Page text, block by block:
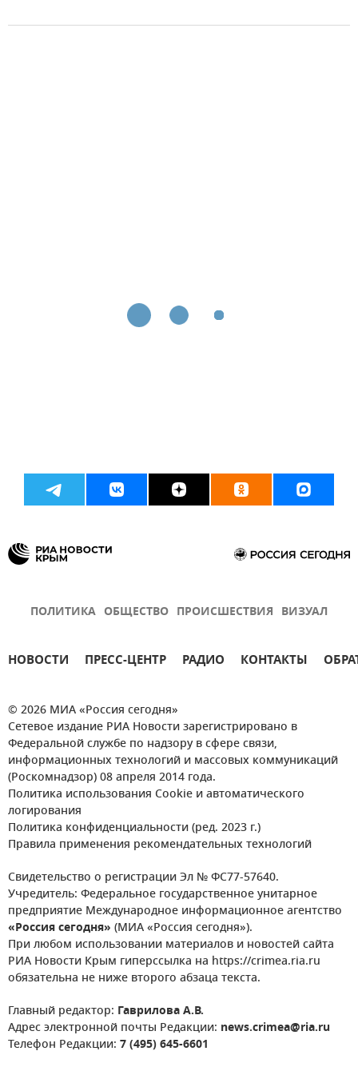
ПОЛИТИКА ОБЩЕСТВО ПРОИСШЕСТВИЯ ВИЗУАЛ
НОВОСТИ ПРЕСС-ЦЕНТР РАДИО КОНТАКТЫ
© 2026 МИА «Россия сегодня»
Сетевое издание РИА Новости зарегистрировано в
Федеральной службе по надзору в сфере связи,
информационных технологий и массовых коммуникаций
(Роскомнадзор) 08 апреля 2014 года.
Политика использования Cookie и автоматического
логирования
Политика конфиденциальности (ред. 2023 г.)
Правила применения рекомендательных технологий
Свидетельство о регистрации Эл № ФС77-57640.
Учредитель: Федеральное государственное унитарное
предприятие Международное информационное агентство
«Россия сегодня» (МИА «Россия сегодня»).
При любом использовании материалов и новостей сайта
РИА Новости Крым гиперссылка на https://crimea.ria.ru
обязательна не ниже второго абзаца текста.
Главный редактор: Гаврилова А.В.
Адрес электронной почты Редакции: news.crimea@ria.ru
Телефон Редакции: 7 (495) 645-6601